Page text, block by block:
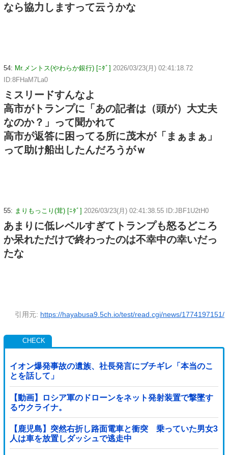
なら協力しますって云うかな
54: Mr.メントス(やわらか銀行) [ﾆﾀﾞ] 2026/03/23(月) 02:41:18.72
ID:8FHaM7La0
ミスリードすんなよ
高市がトランプに「あの記者は（頭が）大丈夫
なのか？」って聞かれて
高市が返答に困ってる所に茂木が「まぁまぁ」
って助け船出したんだろうがｗ
55: まりもっこり(茸) [ﾆﾀﾞ] 2026/03/23(月) 02:41:38.55 ID:JBF1U2tH0
あまりに低レベルすぎてトランプも怒るどころ
か呆れただけで終わったのは不幸中の幸いだっ
たな
引用元: https://hayabusa9.5ch.io/test/read.cgi/news/1774197151/
イオン爆発事故の遺族、社長発言にブチギレ「本当のこ
とを話して」
【動画】ロシア軍のドローンをネット発射装置で撃墜す
るウクライナ。
【鹿児島】突然右折し路面電車と衝突 乗っていた男女3
人は車を放置しダッシュで逃走中